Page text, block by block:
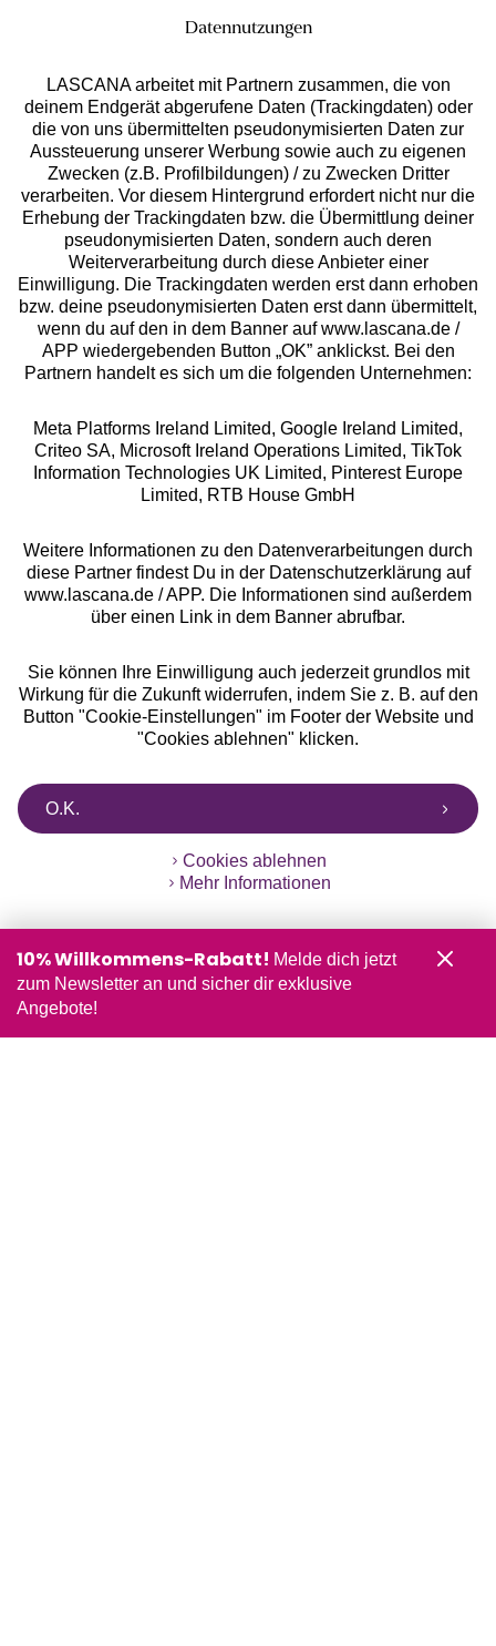
Services
Beratung
Über uns
Rechtliches
Alle Preise inkl. MwSt., zzgl.
Versandkosten
** Bonität vorausgesetzt, berechtigt zur Bonitätsprüfung
Datennutzungen
LASCANA arbeitet mit Partnern zusammen, die von
deinem Endgerät abgerufene Daten (Trackingdaten) oder
die von uns übermittelten pseudonymisierten Daten zur
Aussteuerung unserer Werbung sowie auch zu eigenen
Zwecken (z.B. Profilbildungen) / zu Zwecken Dritter
verarbeiten. Vor diesem Hintergrund erfordert nicht nur die
Erhebung der Trackingdaten bzw. die Übermittlung deiner
pseudonymisierten Daten, sondern auch deren
Weiterverarbeitung durch diese Anbieter einer
Einwilligung. Die Trackingdaten werden erst dann erhoben
bzw. deine pseudonymisierten Daten erst dann übermittelt,
wenn du auf den in dem Banner auf www.lascana.de /
APP wiedergebenden Button „OK” anklickst. Bei den
Partnern handelt es sich um die folgenden Unternehmen:
Meta Platforms Ireland Limited, Google Ireland Limited,
Criteo SA, Microsoft Ireland Operations Limited, TikTok
Information Technologies UK Limited, Pinterest Europe
Limited, RTB House GmbH
Weitere Informationen zu den Datenverarbeitungen durch
diese Partner findest Du in der Datenschutzerklärung auf
www.lascana.de / APP. Die Informationen sind außerdem
über einen Link in dem Banner abrufbar.
Sie können Ihre Einwilligung auch jederzeit grundlos mit
Wirkung für die Zukunft widerrufen, indem Sie z. B. auf den
Button "Cookie-Einstellungen" im Footer der Website und
"Cookies ablehnen" klicken.
O.K.
Cookies ablehnen
Mehr Informationen
10% Willkommens-Rabatt! Melde dich jetzt
zum Newsletter an und sicher dir exklusive
Angebote!